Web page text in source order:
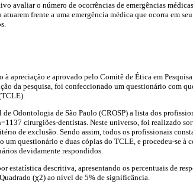
avaliar o número de ocorrências de emergências
frente a uma emergência médica que ocorra em
apreciação e aprovado pelo Comitê de Ética em
da pesquisa, foi confeccionado um questionário com
Odontologia de São Paulo (CROSP) a lista dos
cirurgiões-dentistas. Neste universo, foi realizado
de exclusão. Sendo assim, todos os profissionais
questionário e duas cópias do TCLE, e procedeu-se à
devidamente respondidos.
estatística descritiva, apresentando os percentuais de
(χ2) ao nível de 5% de significância.